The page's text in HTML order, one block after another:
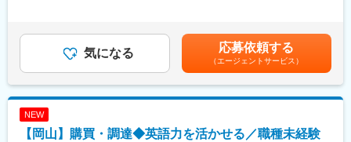
変更の範囲：会社の定める業務
■入社後の教育体制：
・座学による製品知識の習得や各種講習会への参加。
・世界中の海上物流の安全運航に寄与することを実感できる。
更になる場合もございます。■新卒入社モデル年収(大卒)：27歳
(入社5年目) 650万円 / 32歳(入社10年目) 870万円賃金はあくま
でも目安の金額であり、選考を通じて上下する可能性がありま
す。月給(月額)は固定手当を含めた表記です。
気になる 応募依頼する
（エージェントサービス）
NEW
【岡山】購買・調達◆英語力を活かせる／職種未経験